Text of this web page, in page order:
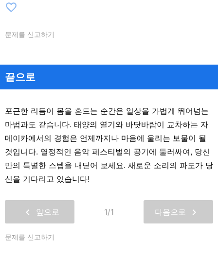
favorite_border
문제를 신고하기
끝으로
포근한 리듬이 몸을 흔드는 순간은 일상을 가볍게 뛰어넘는
마법과도 같습니다. 태양의 열기와 바닷바람이 교차하는 자
메이카에서의 경험은 언제까지나 마음에 울리는 보물이 될
것입니다. 열정적인 음악 페스티벌의 공기에 둘러싸여, 당신
만의 특별한 스텝을 내딛어 보세요. 새로운 소리의 파도가 당
신을 기다리고 있습니다!
chevron_left 앞으로 1/1 다음으로 chevron_right
문제를 신고하기